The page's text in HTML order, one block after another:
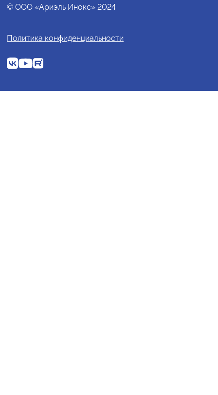
© ООО «Ариэль Инокс» 2024
Политика конфиденциальности